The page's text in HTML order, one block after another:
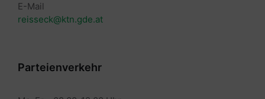
E-Mail
reisseck@ktn.gde.at
Parteienverkehr